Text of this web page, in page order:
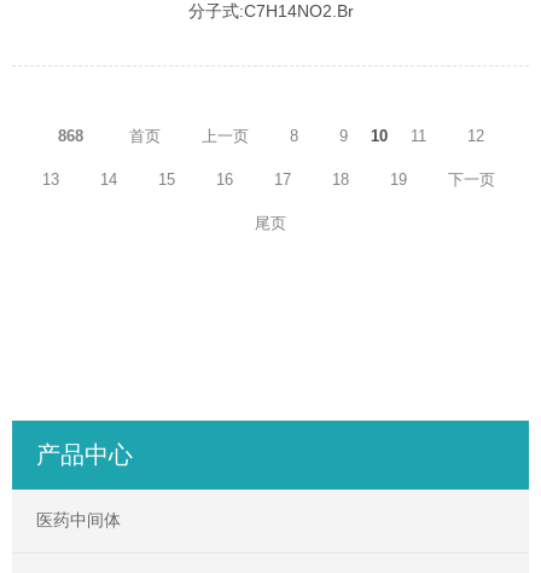
分子式:C7H14NO2.Br
868 首页 上一页 8 9 10 11 12
13 14 15 16 17 18 19 下一页
尾页
产品中心
医药中间体